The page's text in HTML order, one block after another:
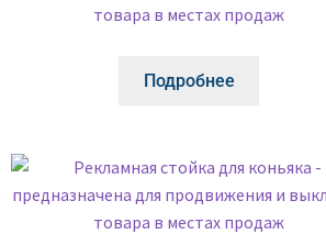
Подробнее